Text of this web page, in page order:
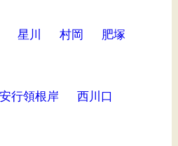
星川 村岡 肥塚
行領根岸 西川口